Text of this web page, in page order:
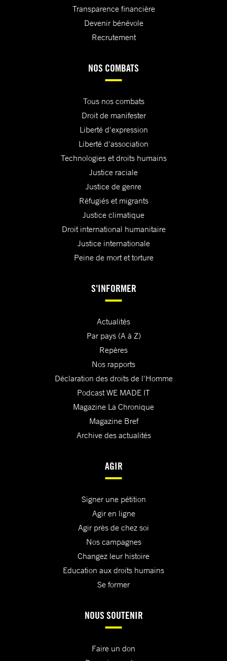
Transparence financière
Devenir bénévole
Recrutement
NOS COMBATS
Tous nos combats
Droit de manifester
Liberté d'expression
Liberté d'association
Technologies et droits humains
Justice raciale
Justice de genre
Réfugiés et migrants
Justice climatique
Droit international humanitaire
Justice internationale
Peine de mort et torture
S'INFORMER
Actualités
Par pays (A à Z)
Repères
Nos rapports
Déclaration des droits de l'Homme
Podcast WE MADE IT
Magazine La Chronique
Magazine Bref
Archive des actualités
AGIR
Signer une pétition
Agir en ligne
Agir près de chez soi
Nos campagnes
Changez leur histoire
Education aux droits humains
Se former
NOUS SOUTENIR
Faire un don